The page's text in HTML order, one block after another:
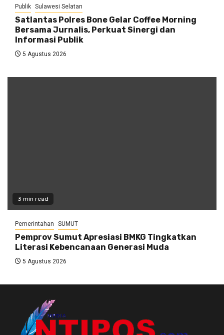
Publik Sulawesi Selatan
Satlantas Polres Bone Gelar Coffee Morning
Bersama Jurnalis, Perkuat Sinergi dan
Informasi Publik
5 Agustus 2026
3 min read
Pemerintahan SUMUT
Pemprov Sumut Apresiasi BMKG Tingkatkan
Literasi Kebencanaan Generasi Muda
5 Agustus 2026